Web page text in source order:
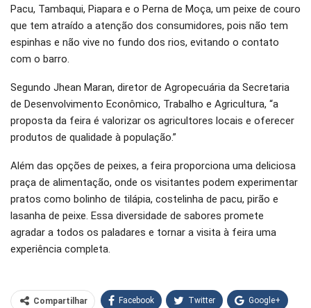
Pacu, Tambaqui, Piapara e o Perna de Moça, um peixe de couro
que tem atraído a atenção dos consumidores, pois não tem
espinhas e não vive no fundo dos rios, evitando o contato
com o barro.
Segundo Jhean Maran, diretor de Agropecuária da Secretaria
de Desenvolvimento Econômico, Trabalho e Agricultura, “a
proposta da feira é valorizar os agricultores locais e oferecer
produtos de qualidade à população.”
Além das opções de peixes, a feira proporciona uma deliciosa
praça de alimentação, onde os visitantes podem experimentar
pratos como bolinho de tilápia, costelinha de pacu, pirão e
lasanha de peixe. Essa diversidade de sabores promete
agradar a todos os paladares e tornar a visita à feira uma
experiência completa.
Compartilhar Facebook Twitter Google+